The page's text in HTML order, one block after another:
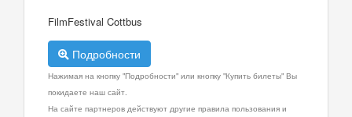
FilmFestival Cottbus
Подробности
Нажимая на кнопку "Подробности" или кнопку "Купить билеты" Вы
покидаете наш сайт.
На сайте партнеров действуют другие правила пользования и